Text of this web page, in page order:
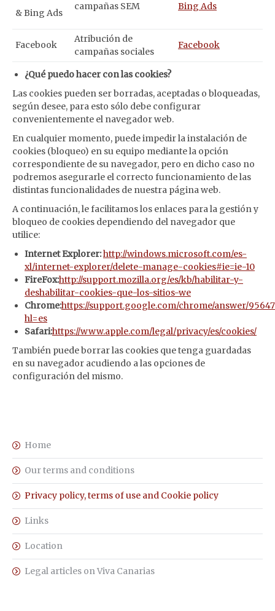
& Bing Ads
campañas SEM
Bing Ads
Facebook
Atribución de
campañas sociales
Facebook
¿Qué puedo hacer con las cookies?
Las cookies pueden ser borradas, aceptadas o bloqueadas,
según desee, para esto sólo debe configurar
convenientemente el navegador web.
En cualquier momento, puede impedir la instalación de
cookies (bloqueo) en su equipo mediante la opción
correspondiente de su navegador, pero en dicho caso no
podremos asegurarle el correcto funcionamiento de las
distintas funcionalidades de nuestra página web.
A continuación, le facilitamos los enlaces para la gestión y
bloqueo de cookies dependiendo del navegador que
utilice:
Internet Explorer:http://windows.microsoft.com/es-
xl/internet-explorer/delete-manage-cookies#ie=ie-10
FireFox:http://support.mozilla.org/es/kb/habilitar-y-
deshabilitar-cookies-que-los-sitios-we
Chrome:https://support.google.com/chrome/answer/
hl=es
Safari:https://www.apple.com/legal/privacy/es/cookies/
También puede borrar las cookies que tenga guardadas
en su navegador acudiendo a las opciones de
configuración del mismo.
Home
Our terms and conditions
Privacy policy, terms of use and Cookie policy
Links
Location
Legal articles on Viva Canarias